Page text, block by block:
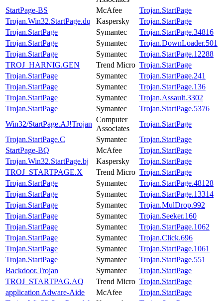
StartPage-BS
McAfee
Trojan.StartPage
Trojan.Win32.StartPage.dq
Kaspersky
Trojan.StartPage
Trojan.StartPage
Symantec
Trojan.StartPage.34816
Trojan.StartPage
Symantec
Trojan.DownLoader.501
Trojan.StartPage
Symantec
Trojan.StartPage.12288
TROJ_HARNIG.GEN
Trend Micro Trojan.StartPage
Trojan.StartPage
Symantec
Trojan.StartPage.241
Trojan.StartPage
Symantec
Trojan.StartPage.136
Trojan.StartPage
Symantec
Trojan.Assault.3302
Trojan.StartPage
Symantec
Trojan.StartPage.5376
Win32/StartPage.AJ!Trojan
Computer
Associates
Trojan.StartPage
Trojan.StartPage.C
Symantec
Trojan.StartPage
StartPage-BQ
McAfee
Trojan.StartPage
Trojan.Win32.StartPage.bj
Kaspersky
Trojan.StartPage
TROJ_STARTPAGE.X
Trend Micro Trojan.StartPage
Trojan.StartPage
Symantec
Trojan.StartPage.48128
Trojan.StartPage
Symantec
Trojan.StartPage.13314
Trojan.StartPage
Symantec
Trojan.MulDrop.992
Trojan.StartPage
Symantec
Trojan.Seeker.160
Trojan.StartPage
Symantec
Trojan.StartPage.1062
Trojan.StartPage
Symantec
Trojan.Click.696
Trojan.StartPage
Symantec
Trojan.StartPage.1061
Trojan.StartPage
Symantec
Trojan.StartPage.551
Backdoor.Trojan
Symantec
Trojan.StartPage
TROJ_STARTPAG.AQ
Trend Micro Trojan.StartPage
application Adware-Aide
McAfee
Trojan.StartPage